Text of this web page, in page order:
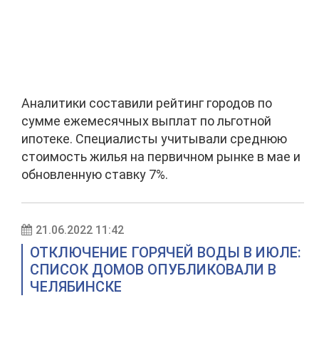
Аналитики составили рейтинг городов по
сумме ежемесячных выплат по льготной
ипотеке. Специалисты учитывали среднюю
стоимость жилья на первичном рынке в мае и
обновленную ставку 7%.
21.06.2022 11:42
ОТКЛЮЧЕНИЕ ГОРЯЧЕЙ ВОДЫ В ИЮЛЕ:
СПИСОК ДОМОВ ОПУБЛИКОВАЛИ В
ЧЕЛЯБИНСКЕ